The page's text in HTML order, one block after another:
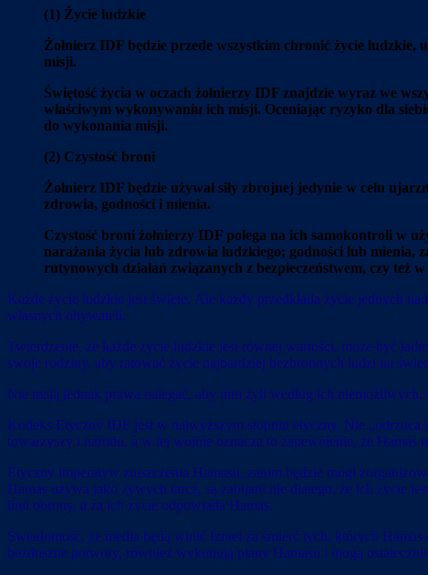
(1) Życie ludzkie
Żołnierz IDF będzie przede wszystkim chronić życie ludzkie,
misji.
Świętość życia w oczach żołnierzy IDF znajdzie wyraz we
właściwym wykonywaniu ich misji. Oceniając ryzyko dla
do wykonania misji.
(2) Czystość broni
Żołnierz IDF będzie używał siły zbrojnej jedynie w celu
zdrowia, godności i mienia.
Czystość broni żołnierzy IDF polega na ich samokontroli w
narażania życia lub zdrowia ludzkiego; godności lub mienia,
rutynowych działań związanych z bezpieczeństwem, czy też
Każde życie ludzkie jest święte. Ale każdy przedkłada życie jednych
własnych obywateli.
Twierdzenie, że każde życie ludzkie jest równej wartości, może być
swoje rodziny, aby ratować życie najbardziej bezbronnych ludzi na
Nie mają jednak prawa nalegać, aby inni żyli według ich
Kodeks Etyczny IDF jest w najwyższym stopniu etyczny. Nie „odrzuca
towarzyszy i narodu, a w tej wojnie oznacza to zapewnienie, że Hamas
Etyczny imperatyw zniszczenia Hamasu, zanim będzie mógł
Hamas używa jako żywych tarcz, są zabijani nie dlatego, że ich życie
linii obrony, a za ich życie odpowiada Hamas.
Świadomość, że media będą winić Izrael za śmierć tych, których
bezduszne potwory, również wykonują plany Hamasu i mogą